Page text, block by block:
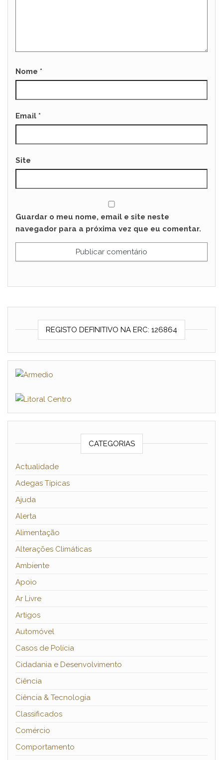
Nome *
Email *
Site
Guardar o meu nome, email e site neste
navegador para a próxima vez que eu comentar.
REGISTO DEFINITIVO NA ERC: 126864
CATEGORIAS
Actualidade
Adegas Típicas
Ajuda
Alerta
Alimentação
Alterações Climáticas
Ambiente
Apoio
Ar Livre
Artigos
Automóvel
Casos de Polícia
Cidadania e Desenvolvimento
Ciência
Ciência & Tecnologia
Classificados
Comércio
Comportamento